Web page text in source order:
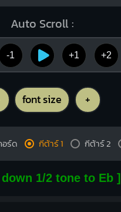
Auto Scroll :
-1 +1 +2
font size +
อร์ด กีต้าร์ 1 กีต้าร์ 2
1/2 tone to Eb ]